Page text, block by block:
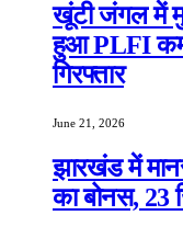
खूंटी जंगल में
हुआ PLFI
गिरफ्तार
June 21, 2026
झारखंड में
का बोनस, 23